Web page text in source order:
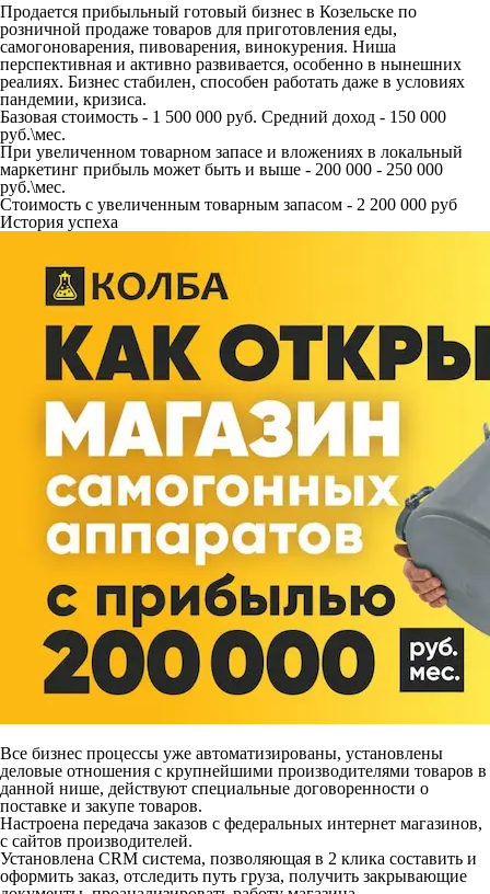
Продается прибыльный готовый бизнес в Козельске по
розничной продаже товаров для приготовления еды,
самогоноварения, пивоварения, винокурения. Ниша
перспективная и активно развивается, особенно в нынешних
реалиях. Бизнес стабилен, способен работать даже в условиях
пандемии, кризиса.
Базовая стоимость - 1 500 000 руб. Средний доход - 150 000
руб.\мес.
При увеличенном товарном запасе и вложениях в локальный
маркетинг прибыль может быть и выше - 200 000 - 250 000
руб.\мес.
Стоимость с увеличенным товарным запасом - 2 200 000 руб
История успеха
Все бизнес процессы уже автоматизированы, установлены
деловые отношения с крупнейшими производителями товаров в
данной нише, действуют специальные договоренности о
поставке и закупе товаров.
Настроена передача заказов с федеральных интернет магазинов,
с сайтов производителей.
Установлена CRM система, позволяющая в 2 клика составить и
оформить заказ, отследить путь груза, получить закрывающие